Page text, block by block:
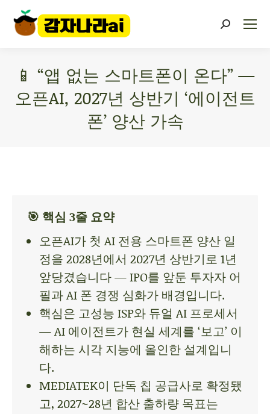
📱 “앱 없는 스마트폰이 온다” —
오픈AI, 2027년 상반기 ‘에이전트
폰’ 양산 가속
🎯 핵심 3줄 요약
오픈AI가 첫 AI 전용 스마트폰 양산 일
정을 2028년에서 2027년 상반기로 1년
앞당겼습니다 — IPO를 앞둔 투자자 어
필과 AI 폰 경쟁 심화가 배경입니다.
핵심은 고성능 ISP와 듀얼 AI 프로세서
— AI 에이전트가 현실 세계를 ‘보고’ 이
해하는 시각 지능에 올인한 설계입니
다.
MEDIATEK이 단독 칩 공급사로 확정됐
고, 2027~28년 합산 출하량 목표는